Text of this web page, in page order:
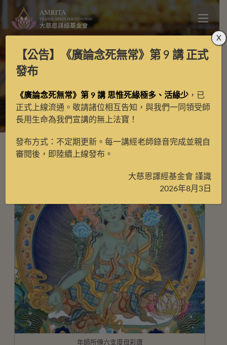
> 熱貢勉唐 > 第7頁
年師所傳六支度母彩唐
【公告】 《廣論念死無常》第 9 講正式
發布
《廣論念死無常》第 9 講 思惟死緣極多、活緣少 ，已
正式上線流通。敬請諸位相互告知，與我們一同領受師
長用生命為我們宣講的無上法寶！
發布方式：不定期更新。每一講經老師錄音完成並親自
審閱後，即陸續上線發布。
大慈恩譯經基金會 謹識
2026年8月3日
X